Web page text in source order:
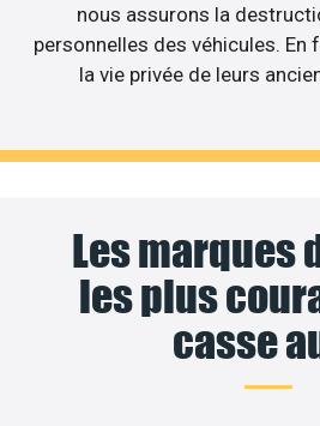
nous assurons la
personnelles des véhicules. En
la vie privée de leurs
Les marques
les plus
casse